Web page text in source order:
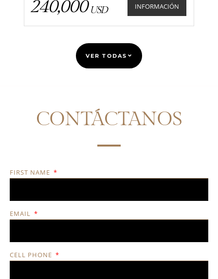
240,000 USD INFORMACIÓN
VER TODAS
CONTÁCTANOS
FIRST NAME
EMAIL
CELL PHONE